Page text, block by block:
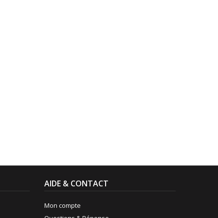
AIDE & CONTACT
Mon compte